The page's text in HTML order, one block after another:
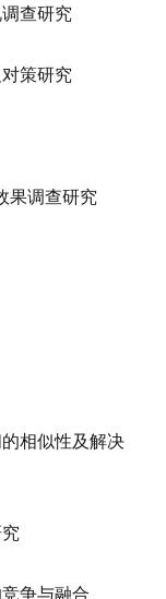
查研究
策研究
果调查研究
相似性及解决
争与融合